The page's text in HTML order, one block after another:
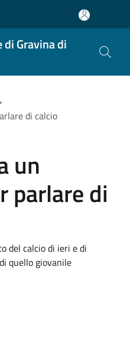
di Gravina di
di calcio
un
parlare di
del calcio di ieri e di
quello giovanile